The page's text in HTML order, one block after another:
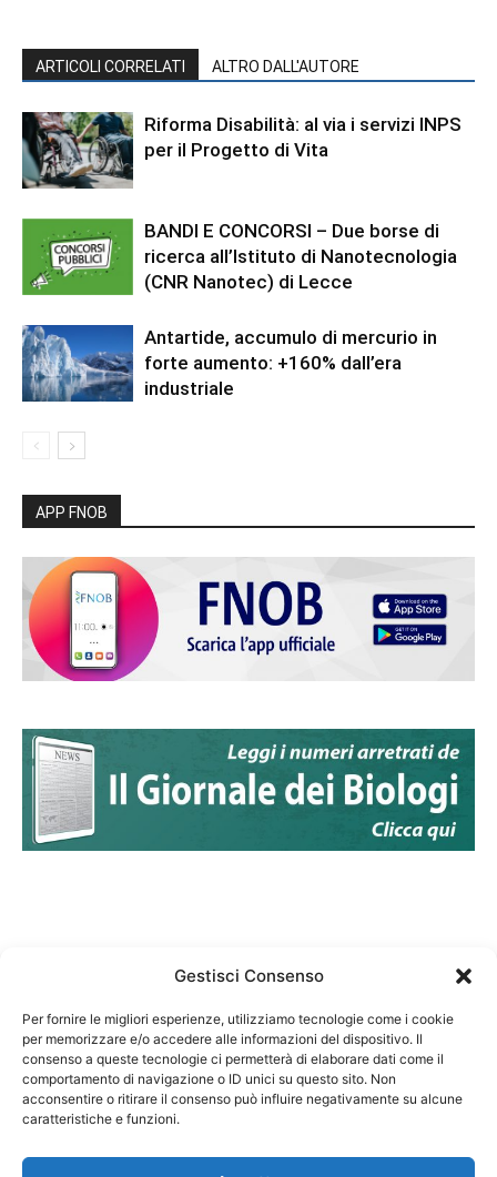
Gestisci Consenso
Per fornire le migliori esperienze, utilizziamo tecnologie come i cookie
per memorizzare e/o accedere alle informazioni del dispositivo. Il
consenso a queste tecnologie ci permetterà di elaborare dati come il
comportamento di navigazione o ID unici su questo sito. Non
acconsentire o ritirare il consenso può influire negativamente su alcune
caratteristiche e funzioni.
ARTICOLI CORRELATI ALTRO DALL'AUTORE
Riforma Disabilità: al via i servizi INPS
per il Progetto di Vita
BANDI E CONCORSI – Due borse di
ricerca all’Istituto di Nanotecnologia
(CNR Nanotec) di Lecce
Antartide, accumulo di mercurio in
forte aumento: +160% dall’era
industriale
APP FNOB
Federazione Nazionale Degli Ordini dei Biologi:
codice fiscale 80069130583
Responsabile sito internet www.fnob.it: